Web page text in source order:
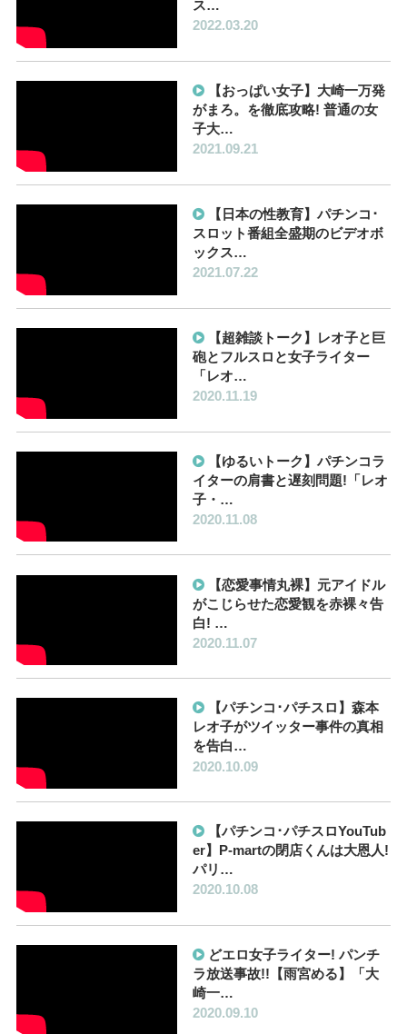
ス…
2022.03.20
【おっぱい女子】大崎一万発
がまろ。を徹底攻略! 普通の女
子大…
2021.09.21
【日本の性教育】パチンコ･
スロット番組全盛期のビデオボ
ックス…
2021.07.22
【超雑談トーク】レオ子と巨
砲とフルスロと女子ライター
「レオ…
2020.11.19
【ゆるいトーク】パチンコラ
イターの肩書と遅刻問題!「レオ
子・…
2020.11.08
【恋愛事情丸裸】元アイドル
がこじらせた恋愛観を赤裸々告
白! …
2020.11.07
【パチンコ･パチスロ】森本
レオ子がツイッター事件の真相
を告白…
2020.10.09
【パチンコ･パチスロYouTub
er】P-martの閉店くんは大恩人!
パリ…
2020.10.08
どエロ女子ライター! パンチ
ラ放送事故!!【雨宮める】「大
崎一…
2020.09.10